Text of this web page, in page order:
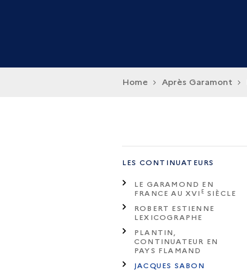
Home Après Garamont
LES CONTINUATEURS
LE GARAMOND EN
FRANCE AU XVI E SIÈCLE
ROBERT ESTIENNE
LEXICOGRAPHE
PLANTIN,
CONTINUATEUR EN
PAYS FLAMAND
JACQUES SABON